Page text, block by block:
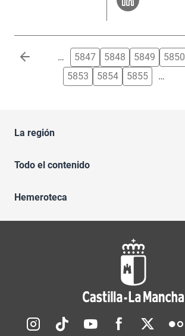
Paginación … 5847 5848 5849 5850
5853
5854 5855 …
La región
Todo el contenido
Hemeroteca
Redes sociales JCCM